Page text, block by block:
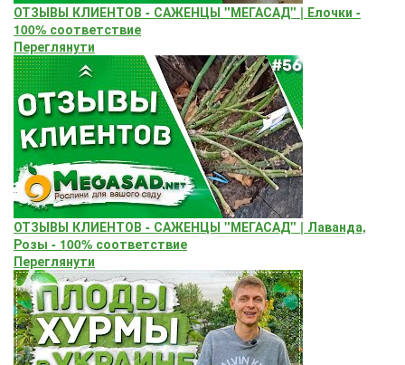
ОТЗЫВЫ КЛИЕНТОВ - САЖЕНЦЫ "МЕГАСАД" | Елочки -
100% соответствие
Переглянути
ОТЗЫВЫ КЛИЕНТОВ - САЖЕНЦЫ "МЕГАСАД" | Лаванда,
Розы - 100% соответствие
Переглянути